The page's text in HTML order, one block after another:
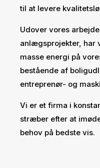
til at levere
Udover vores
anlægsprojekter, har
masse energi på
bestående af
entreprenør- og
Vi er et firma i
stræber efter at
behov på bedste vis.